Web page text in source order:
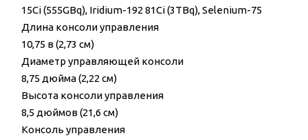
15Ci (555GBq), Iridium-192 81Ci (3TBq), Selenium-75
Длина консоли управления
10,75 в (2,73 см)
Диаметр управляющей консоли
8,75 дюйма (2,22 см)
Высота консоли управления
8,5 дюймов (21,6 см)
Консоль управления